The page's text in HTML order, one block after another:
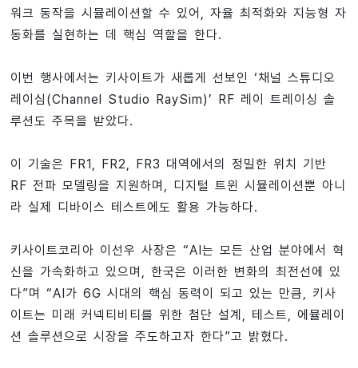
워크 동작을 시뮬레이션할 수 있어, 자율 최적화와 지능형 자
동화를 실현하는 데 핵심 역할을 한다.
이번 행사에서는 키사이트가 새롭게 선보인 ‘채널 스튜디오
레이심(Channel Studio RaySim)’ RF 레이 트레이싱 솔
루션도 주목을 받았다.
이 기술은 FR1, FR2, FR3 대역에서의 정밀한 위치 기반
RF 전파 모델링을 지원하며, 디지털 트윈 시뮬레이션뿐 아니
라 실제 디바이스 테스트에도 활용 가능하다.
키사이트코리아 이선우 사장은 “AI는 모든 산업 분야에서 혁
신을 가속화하고 있으며, 한국은 이러한 변화의 최전선에 있
다”며 “AI가 6G 시대의 핵심 동력이 되고 있는 만큼, 키사
이트는 미래 커넥티비티를 위한 첨단 설계, 테스트, 에뮬레이
션 솔루션으로 시장을 주도하고자 한다”고 밝혔다.